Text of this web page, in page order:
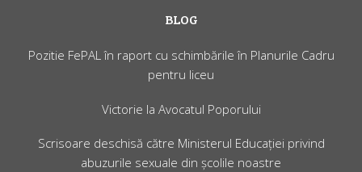
BLOG
Pozitie FePAL în raport cu schimbările în Planurile Cadru
pentru liceu
Victorie la Avocatul Poporului
Scrisoare deschisă către Ministerul Educaţiei privind
abuzurile sexuale din școlile noastre